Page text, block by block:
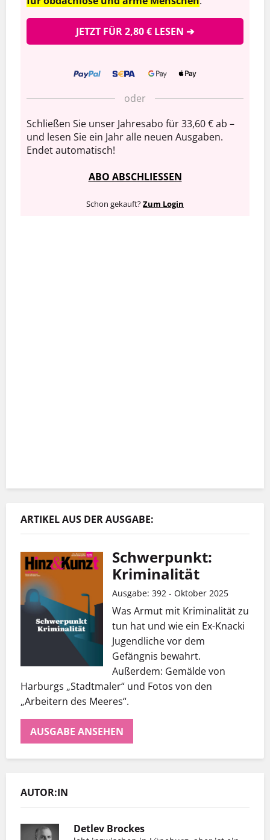
JETZT FÜR 2,80 € LESEN ➔
oder
Schließen Sie unser Jahresabo für 33,60 € ab –
und lesen Sie ein Jahr alle neuen Ausgaben.
Endet automatisch!
ABO ABSCHLIESSEN
Schon gekauft?Zum Login
ARTIKEL AUS DER AUSGABE:
Schwerpunkt:
Kriminalität
Ausgabe: 392 - Oktober 2025
Was Armut mit Kriminalität zu
tun hat und wie ein Ex-Knacki
Jugendliche vor dem
Gefängnis bewahrt.
Außerdem: Gemälde von
Harburgs „Stadtmaler“ und Fotos von den
„Arbeitern des Meeres“.
AUSGABE ANSEHEN
AUTOR:IN
Detlev Brockes